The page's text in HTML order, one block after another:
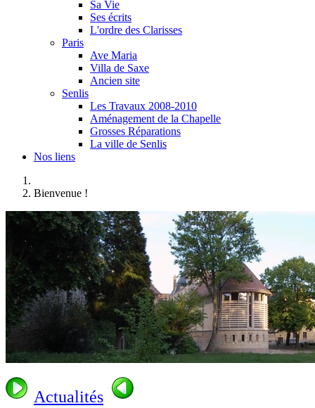
Sa Vie
Ses écrits
L'ordre des Clarisses
Paris
Ave Maria
Villa de Saxe
Ancien site
Senlis
Les Travaux 2008-2010
Aménagement de la Chapelle
Grosses Réparations
La ville de Senlis
Nos liens
Bienvenue !
Actualités